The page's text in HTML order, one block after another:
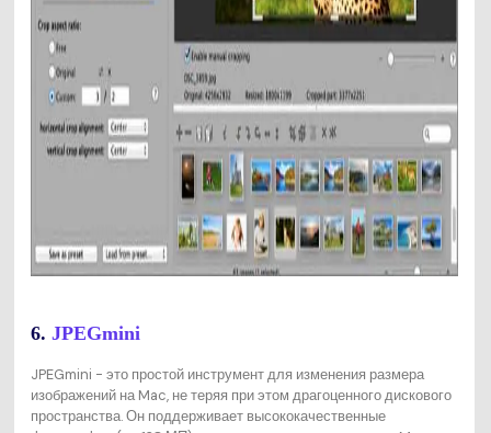
6. JPEGmini
JPEGmini - это простой инструмент для изменения размера
изображений на Mac, не теряя при этом драгоценного дискового
пространства. Он поддерживает высококачественные